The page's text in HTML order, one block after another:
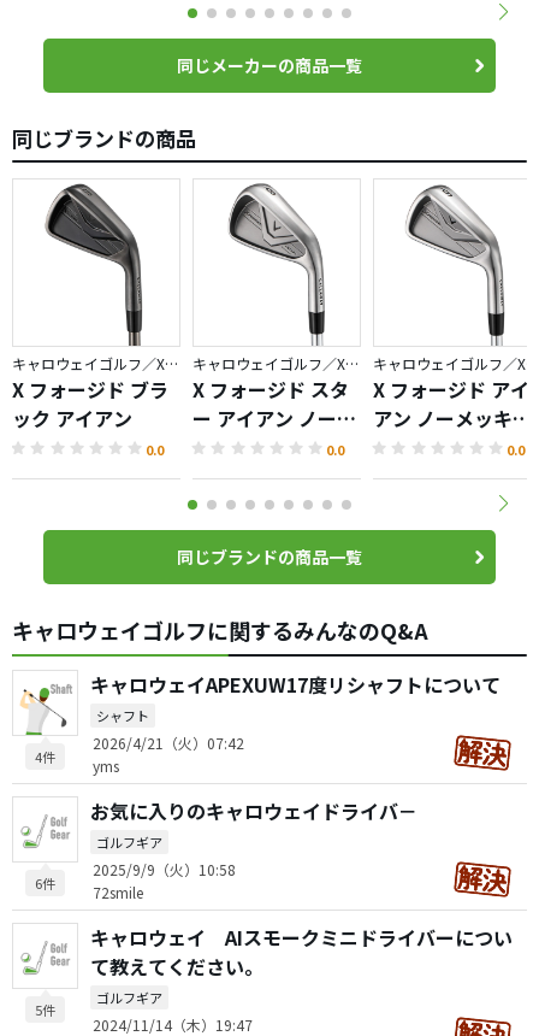
同じメーカーの商品一覧
同じブランドの商品
キャロウェイゴルフ／X FORGED
X フォージド ブラ
ック アイアン
0.0
キャロウェイゴルフ／X FORGED
X フォージド スタ
ー アイアン ノーメ
ッキバージョン 0.0
X フォージド アイ
アン ノーメッキバ
ージョン
0.0
同じブランドの商品一覧
キャロウェイゴルフに関するみんなのQ&A
4件
キャロウェイAPEXUW17度リシャフトについて
シャフト
2026/4/21（火）07:42
yms
6件
お気に入りのキャロウェイドライバ－
ゴルフギア
2025/9/9（火）10:58
72smile
5件
キャロウェイ AIスモークミニドライバーについ
て教えてください。
ゴルフギア
2024/11/14（木）19:47